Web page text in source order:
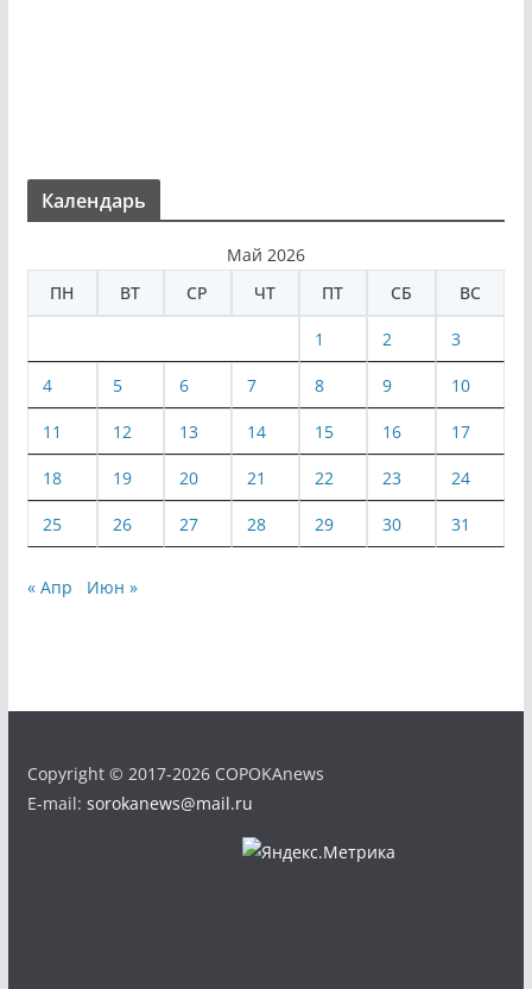
Календарь
Май 2026
ПН
ВТ СР ЧТ ПТ СБ ВС
1 2 3
4 5 6 7 8 9 10
11 12 13 14 15 16 17
18 19 20 21 22 23 24
25 26 27 28 29 30 31
« Апр Июн »
Copyright © 2017-2026 COPOKAnews
E-mail: sorokanews@mail.ru